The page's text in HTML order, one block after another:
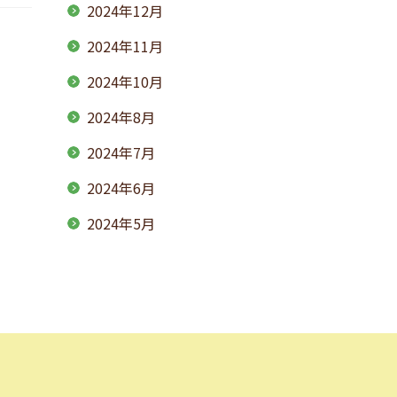
2024年12月
2024年11月
2024年10月
2024年8月
2024年7月
2024年6月
2024年5月